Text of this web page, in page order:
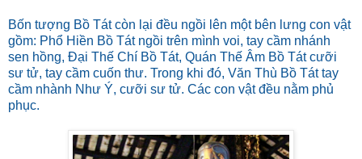
Bốn tượng Bồ Tát còn lại đều ngồi lên một bên lưng con vật
gồm: Phổ Hiền Bồ Tát ngồi trên mình voi, tay cầm nhánh
sen hồng, Đại Thế Chí Bồ Tát, Quán Thế Âm Bồ Tát cưỡi
sư tử, tay cầm cuốn thư. Trong khi đó, Văn Thù Bồ Tát tay
cầm nhành Như Ý, cưỡi sư tử. Các con vật đều nằm phủ
phục.